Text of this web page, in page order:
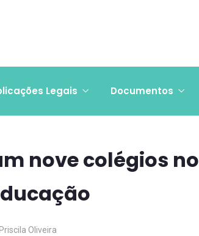
Legais Documentos
nove colégios no
Priscila Oliveira